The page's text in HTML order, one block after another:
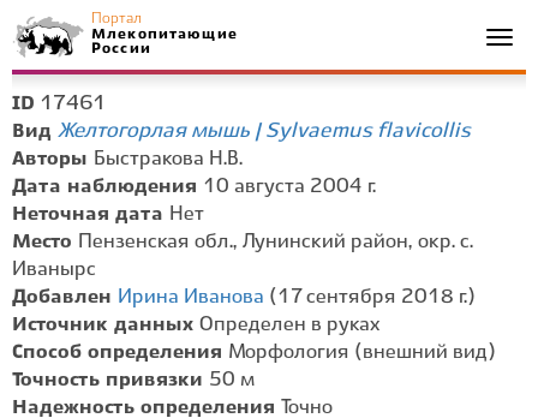
Портал
Млекопитающие
России
ID 17461
Вид Желтогорлая мышь | Sylvaemus flavicollis
Авторы Быстракова Н.В.
Дата наблюдения 10 августа 2004 г.
Неточная дата Нет
Место
Пензенская обл., Лунинский район, окр. с.
Иванырс
Добавлен Ирина Иванова (17 сентября 2018 г.)
Источник данных Определен в руках
Способ определения Морфология (внешний вид)
Точность привязки 50 м
Надежность определения
Точно